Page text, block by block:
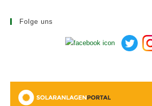
Folge uns